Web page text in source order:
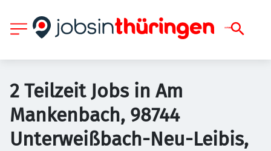
2 Teilzeit Jobs in Am
Mankenbach, 98744
Unterweißbach-Neu-Leibis,